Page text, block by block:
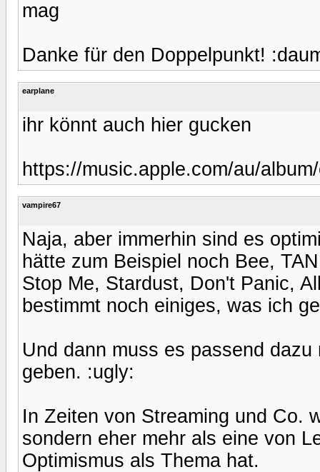
mag
Danke für den Doppelpunkt!
earplane
ihr könnt auch hier gucken
https://music.apple.com/au/
vampire67
Naja, aber immerhin sind es
hätte zum Beispiel noch Bee,
Stop Me, Stardust, Don't Panic,
bestimmt noch einiges, was ich
Und dann muss es passend
geben. :ugly:
In Zeiten von Streaming und Co.
sondern eher mehr als eine von
Optimismus als Thema hat.